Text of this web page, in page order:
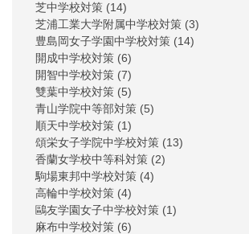
芝中学校対策 (14)
芝浦工業大学附属中学校対策 (3)
豊島岡女子学園中学校対策 (14)
開成中学校対策 (6)
開智中学校対策 (7)
雙葉中学校対策 (5)
青山学院中等部対策 (5)
順天中学校対策 (1)
頌栄女子学院中学校対策 (13)
香蘭女学校中等科対策 (2)
駒場東邦中学校対策 (4)
高輪中学校対策 (4)
鷗友学園女子中学校対策 (1)
麻布中学校対策 (6)